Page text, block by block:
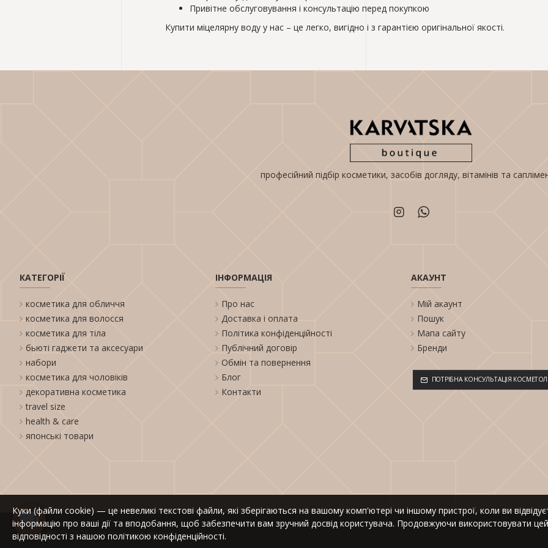
Привітне обслуговування і консультацію перед покупкою
Купити міцелярну воду у нас – це легко, вигідно і з гарантією оригінальної якості.
професійний підбір косметики, засобів догляду, вітамінів та
КАТЕГОРІЇ
косметика для обличчя
косметика для волосся
косметика для тіла
бьюті гаджети та аксесуари
набори
косметика для чоловіків
декоративна косметика
travel size
health & care
японські товари
ІНФОРМАЦІЯ
Про нас
Доставка і оплата
Політика конфіденційності
Публічний договір
Обмін та повернення
Блог
Контакти
АКАУНТ
Мій акаунт
Пошук
Мапа сайту
Бренди
ПОТРІБНА КОНСУЛЬТАЦІЯ
Copyright © 2026, Усі права захищено
Куки (файли cookie) — це невеликі текстові файли, які зберігаються на вашому комп'ютері чи іншому пристрої, коли ви
інформацію про ваші дії та вподобання, щоб забезпечити вам зручний досвід користувача. Продовжуючи використовувати
відповідності з нашою політикою конфіденційності.